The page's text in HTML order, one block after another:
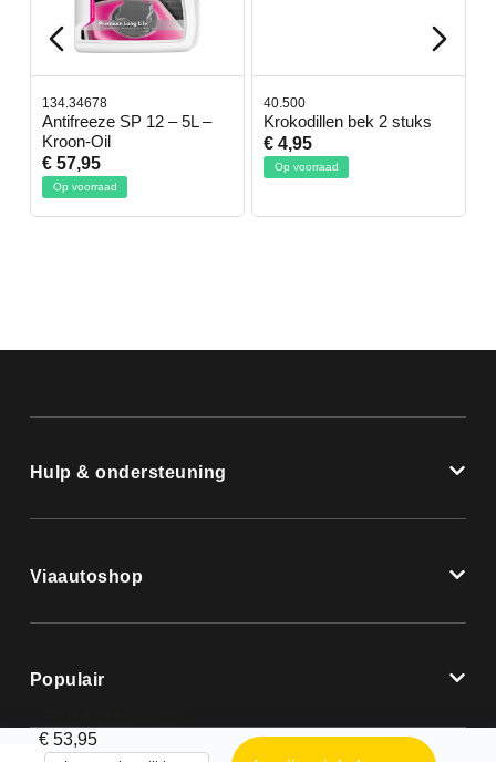
134.34678
Antifreeze SP 12 – 5L –
Kroon-Oil
€ 57,95
Op voorraad
40.500
Krokodillen bek 2 stuks
€ 4,95
Op voorraad
Hulp & ondersteuning
Viaautoshop
Populair
€ 53,95